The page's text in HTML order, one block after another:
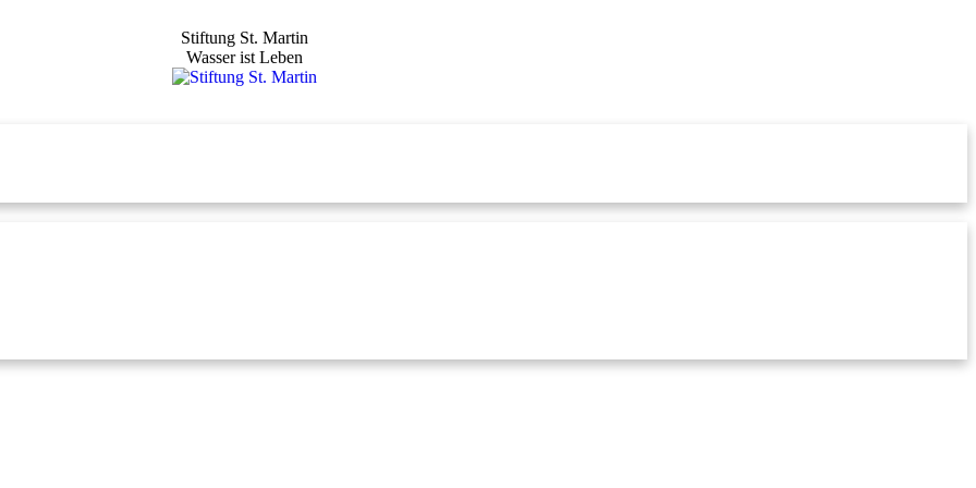
Stiftung St. Martin
Wasser ist Leben